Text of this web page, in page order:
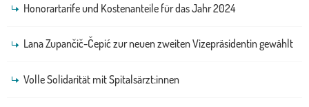
Honorartarife und Kostenanteile für das Jahr 2024
Lana Zupančič-Čepić zur neuen zweiten Vizepräsidentin gewählt
Volle Solidarität mit Spitalsärzt:innen